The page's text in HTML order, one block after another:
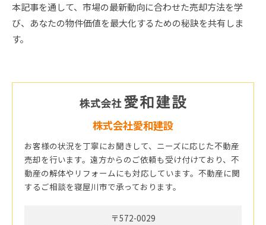
本記事を通して、市場の最新動向に合わせた売却方法を学
び、あなたの物件価値を最大化するための秘訣を共有しま
す。
株式会社愛和建設
お客様の状況を丁寧にお聞きして、ニーズに応じた不動産
売却を行います。遠方からのご依頼も受け付けており、不
動産の解体やリフォームにも対応しています。不動産に関
するご相談を寝屋川市で承っております。
〒572-0029